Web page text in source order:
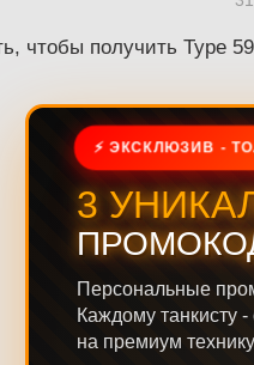
чтобы получить Type
⚡ ЭКСКЛЮЗИВ -
3
Персональные
Каждому танкисту
на премиум